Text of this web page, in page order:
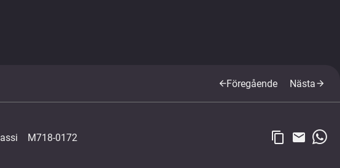
arrow_backFöregående Nästaarrow_forward
M718-0172 content_copy email